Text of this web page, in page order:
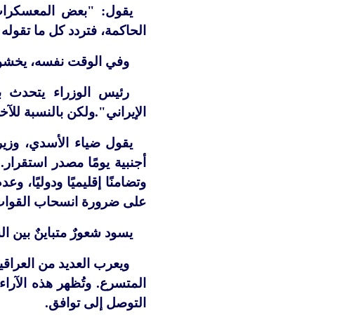
يقول: "بعض المعسكرات
الحاكمة، فتردد كل ما
وفي الوقت نفسه،
رئيس الوزراء يتحدث
الإيراني".ولكن بالنسبة
يقول ضياء الأسدي،
أجنبية يومًا مصدر
وتضامنًا إقليميًا ودوليًا،
على ضرورة انسحاب
يسود شعورٌ متباينٌ بين
ويعرب العديد من
المتسرع. وتُظهر هذه
التوصل إلى توافق.